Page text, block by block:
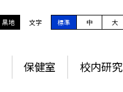
黒地 文字 標準 中 大
保健室 校内研究